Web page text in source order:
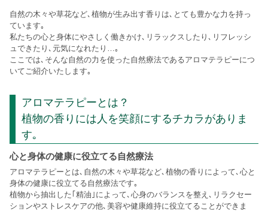
自然の木々や草花など､植物が生み出す香りは､とても豊かな力を持っ
ています｡
私たちの心と身体にやさしく働きかけ､リラックスしたり､リフレッシ
ュできたり､元気になれたり…｡
ここでは､そんな自然の力を使った自然療法であるアロマテラピーにつ
いてご紹介いたします｡
アロマテラピーとは？
植物の香りには人を笑顔にするチカラがありま
す｡
心と身体の健康に役立てる自然療法
アロマテラピーとは､自然の木々や草花など､植物の香りによって､心と
身体の健康に役立てる自然療法です｡
植物から抽出した｢精油｣によって､心身のバランスを整え､リラクセー
ションやストレスケアの他､美容や健康維持に役立てることができま